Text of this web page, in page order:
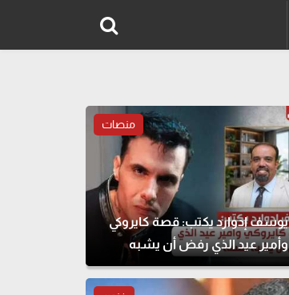
منصات
يوسف إدوارد يكتب: قصة كايروكي
وأمير عيد الذي رفض أن يشبه
نفسه